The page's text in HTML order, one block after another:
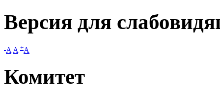
Версия для
-A A +A
Комитет